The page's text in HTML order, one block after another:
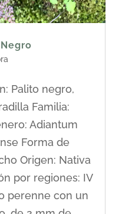
Palito negro,
Familia:
Adiantum
Forma de
Origen: Nativa
por regiones: IV
perenne con un